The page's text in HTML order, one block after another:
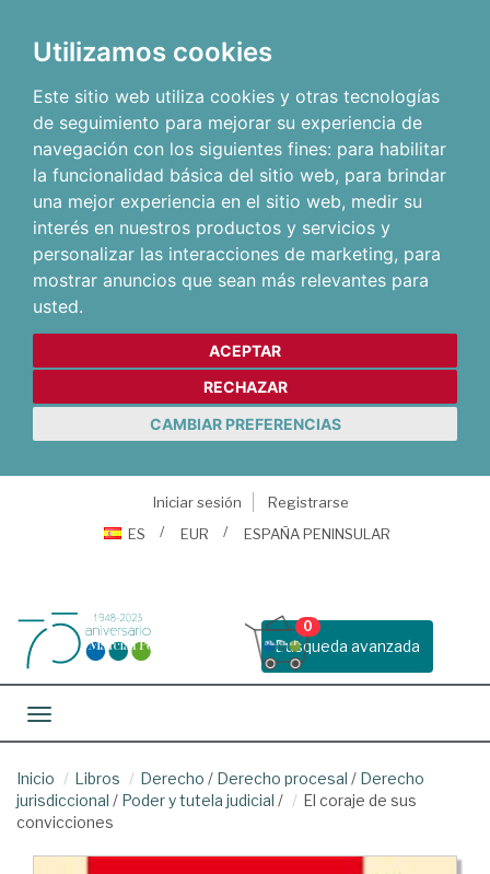
Utilizamos cookies
Este sitio web utiliza cookies y otras tecnologías
de seguimiento para mejorar su experiencia de
navegación con los siguientes fines: para habilitar
la funcionalidad básica del sitio web, para brindar
una mejor experiencia en el sitio web, medir su
interés en nuestros productos y servicios y
personalizar las interacciones de marketing, para
mostrar anuncios que sean más relevantes para
usted.
ACEPTAR
RECHAZAR
CAMBIAR PREFERENCIAS
Iniciar sesión
Registrarse
ES
EUR ESPAÑA PENINSULAR
Busqueda avanzada
0
Toggle navigation
Inicio Libros Derecho / Derecho procesal / Derecho
jurisdiccional / Poder y tutela judicial /
El coraje de sus
convicciones